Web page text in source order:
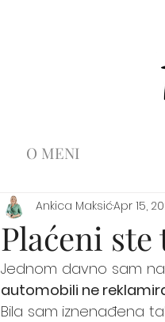
O MENI
Plaćeni
Ankica MaksićApr 15,
Jednom davno sam
automobili ne
Bila sam iznenađena